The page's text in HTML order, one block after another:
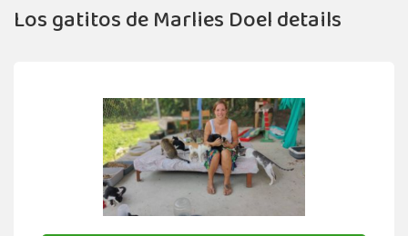
Los gatitos de Marlies Doel details